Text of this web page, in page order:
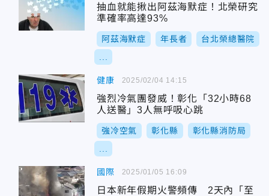
抽血就能揪出阿茲海默症！北榮研究
準確率高達93%
阿茲海默症 年長者 台北榮總醫院
健康
強烈冷氣團發威！彰化「32小時68
人送醫」3人無呼吸心跳
強冷空氣 彰化縣 彰化縣消防局
2025/02/04 14:15
國際
日本新年假期火警頻傳 2天內「至
2025/01/05 16:09